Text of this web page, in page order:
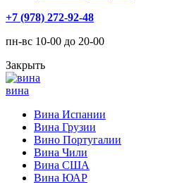
+7 (978) 272-92-48
пн-вс 10-00 до 20-00
Закрыть
вина
Вина Испании
Вина Грузии
Вино Португалии
Вина Чили
Вина США
Вина ЮАР